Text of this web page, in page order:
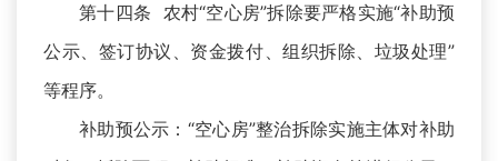
第十四条 农村“空心房”拆除要严格实施“补助预
公示、签订协议、资金拨付、组织拆除、垃圾处理”
等程序。
补助预公示：“空心房”整治拆除实施主体对补助